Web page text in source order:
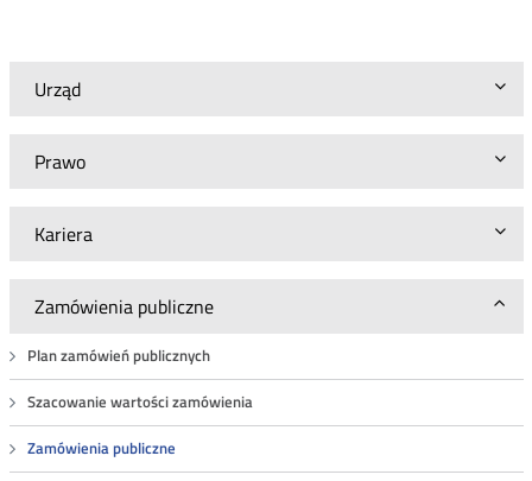
Urząd
Prawo
Kariera
Zamówienia publiczne
Plan zamówień publicznych
Szacowanie wartości zamówienia
Zamówienia publiczne